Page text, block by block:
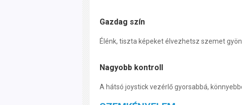
Gazdag szín
Élénk, tiszta képeket élvezhetsz szemet
Nagyobb kontroll
A hátsó joystick vezérlő gyorsabbá,